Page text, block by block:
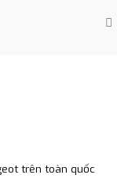
trên toàn quốc